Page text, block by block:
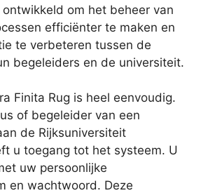
om het beheer van
efficiënter te maken en
te verbeteren tussen de
begeleiders en de universiteit.
Finita Rug is heel eenvoudig.
of begeleider van een
de Rijksuniversiteit
u toegang tot het systeem. U
uw persoonlijke
en wachtwoord. Deze